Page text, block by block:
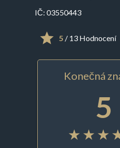
IČ: 03550443
5 / 13 Hodnocení
Konečná
5